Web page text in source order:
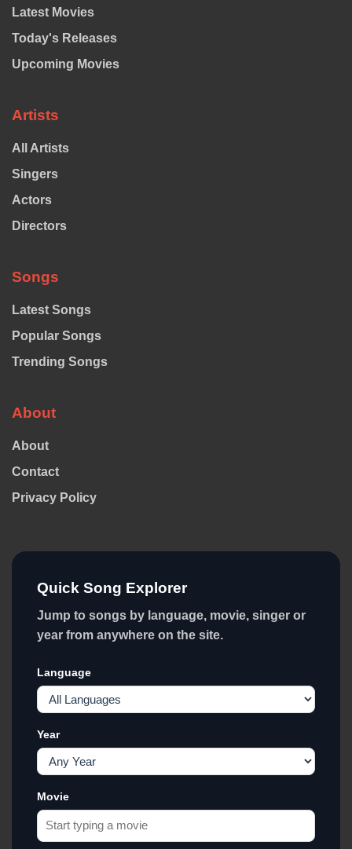
Latest Movies
Today's Releases
Upcoming Movies
Artists
All Artists
Singers
Actors
Directors
Songs
Latest Songs
Popular Songs
Trending Songs
About
About
Contact
Privacy Policy
Quick Song Explorer
Jump to songs by language, movie, singer or
year from anywhere on the site.
Language
Year
Movie